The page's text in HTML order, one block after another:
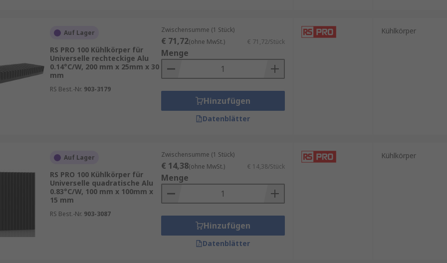
Auf Lager
RS PRO 100 Kühlkörper für
Universelle rechteckige Alu
0.14°C/W, 200 mm x 25mm x 30
mm
RS Best.-Nr. 903-3179
Zwischensumme (1 Stück)
€ 71,72(ohne MwSt.) € 71,72/Stück
Menge
Hinzufügen
Datenblätter
Kühlkörper
Auf Lager
RS PRO 100 Kühlkörper für
Universelle quadratische Alu
0.83°C/W, 100 mm x 100mm x
15 mm
RS Best.-Nr. 903-3087
Zwischensumme (1 Stück)
€ 14,38(ohne MwSt.) € 14,38/Stück
Menge
Hinzufügen
Datenblätter
Kühlkörper